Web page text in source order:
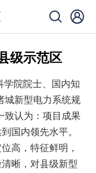
级示范区
院院士、国内知
城新型电力系统规
致认为：项目成果
国内领先水平。
高，特征鲜明，
晰，对县级新型